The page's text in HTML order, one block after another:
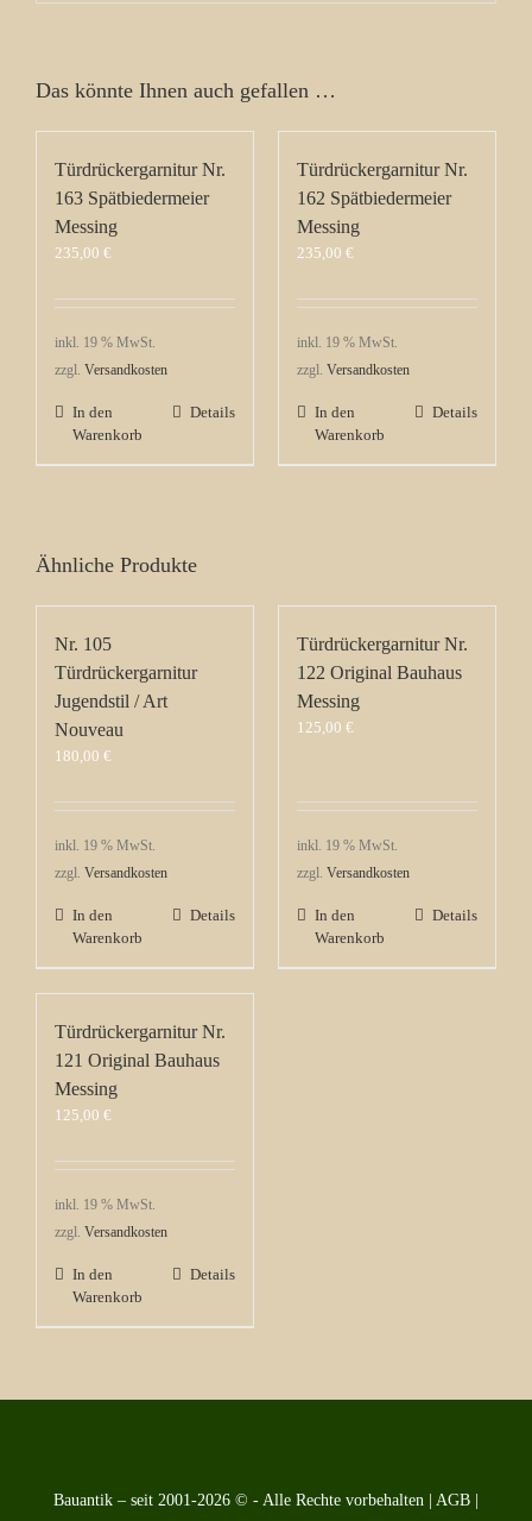
Das könnte Ihnen auch gefallen …
Türdrückergarnitur Nr.
163 Spätbiedermeier
Messing
235,00 €
inkl. 19 % MwSt.
zzgl. Versandkosten
In den
Warenkorb
Details
Türdrückergarnitur Nr.
162 Spätbiedermeier
Messing
235,00 €
inkl. 19 % MwSt.
zzgl. Versandkosten
In den
Warenkorb
Details
Ähnliche Produkte
Nr. 105
Türdrückergarnitur
Jugendstil / Art
Nouveau
180,00 €
inkl. 19 % MwSt.
zzgl. Versandkosten
In den
Warenkorb
Details
Türdrückergarnitur Nr.
122 Original Bauhaus
Messing
125,00 €
inkl. 19 % MwSt.
zzgl. Versandkosten
In den
Warenkorb
Details
Türdrückergarnitur Nr.
121 Original Bauhaus
Messing
125,00 €
inkl. 19 % MwSt.
zzgl. Versandkosten
In den
Warenkorb
Details
Bauantik – seit 2001-2026 © - Alle Rechte vorbehalten | AGB